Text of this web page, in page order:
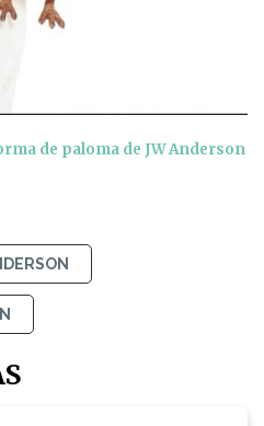
de paloma de JW Anderson